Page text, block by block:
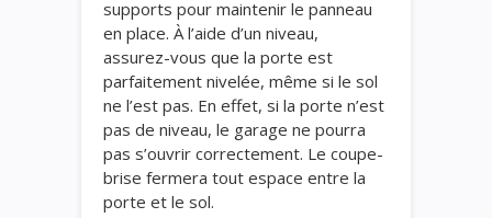
supports pour maintenir le panneau
en place. À l’aide d’un niveau,
assurez-vous que la porte est
parfaitement nivelée, même si le sol
ne l’est pas. En effet, si la porte n’est
pas de niveau, le garage ne pourra
pas s’ouvrir correctement. Le coupe-
brise fermera tout espace entre la
porte et le sol.